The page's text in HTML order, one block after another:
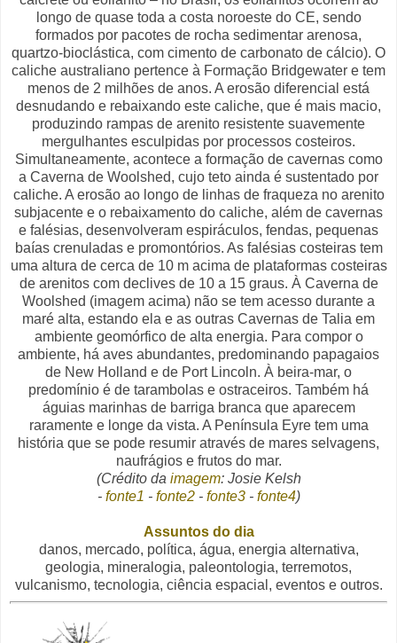
longo de quase toda a costa noroeste do CE, sendo
formados por pacotes de rocha sedimentar arenosa,
quartzo-bioclástica, com cimento de carbonato de cálcio). O
caliche australiano pertence à Formação Bridgewater e tem
menos de 2 milhões de anos. A erosão diferencial está
desnudando e rebaixando este caliche, que é mais macio,
produzindo rampas de arenito resistente suavemente
mergulhantes esculpidas por processos costeiros.
Simultaneamente, acontece a formação de cavernas como
a Caverna de Woolshed, cujo teto ainda é sustentado por
caliche. A erosão ao longo de linhas de fraqueza no arenito
subjacente e o rebaixamento do caliche, além de cavernas
e falésias, desenvolveram espiráculos, fendas, pequenas
baías crenuladas e promontórios. As falésias costeiras tem
uma altura de cerca de 10 m acima de plataformas costeiras
de arenitos com declives de 10 a 15 graus. À Caverna de
Woolshed (imagem acima) não se tem acesso durante a
maré alta, estando ela e as outras Cavernas de Talia em
ambiente geomórfico de alta energia. Para compor o
ambiente, há aves abundantes, predominando papagaios
de New Holland e de Port Lincoln. À beira-mar, o
predomínio é de tarambolas e ostraceiros. Também há
águias marinhas de barriga branca que aparecem
raramente e longe da vista. A Península Eyre tem uma
história que se pode resumir através de mares selvagens,
naufrágios e frutos do mar.
(Crédito da imagem: Josie Kelsh
- fonte1 - fonte2- fonte3- fonte4)
Assuntos do dia
danos, mercado, política, água, energia alternativa,
geologia, mineralogia, paleontologia, terremotos,
vulcanismo, tecnologia, ciência espacial, eventos e outros.